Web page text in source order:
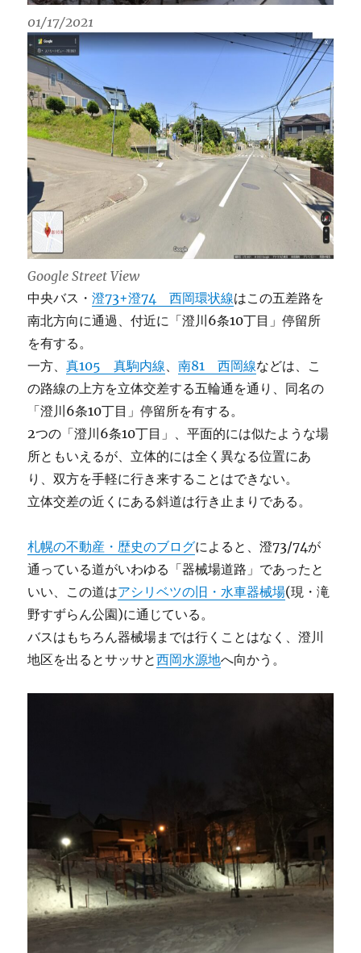
01/17/2021
Google Street View
中央バス・澄73+澄74 西岡環状線はこの五差路を
南北方向に通過、付近に「澄川6条10丁目」停留所
を有する。
一方、真105 真駒内線 、南81 西岡線などは、こ
の路線の上方を立体交差する五輪通を通り、同名の
「澄川6条10丁目」停留所を有する。
2つの「澄川6条10丁目」、平面的には似たような場
所ともいえるが、立体的には全く異なる位置にあ
り、双方を手軽に行き来することはできない。
立体交差の近くにある斜道は行き止まりである。
札幌の不動産・歴史のブログによると、澄73/74が
通っている道がいわゆる「器械場道路」であったと
いい、この道はアシリベツの旧・水車器械場(現・滝
野すずらん公園)に通じている。
バスはもちろん器械場までは行くことはなく、澄川
地区を出るとサッサと西岡水源地へ向かう。